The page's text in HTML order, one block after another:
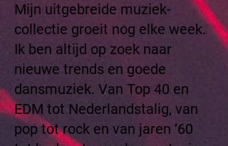
Mijn uitgebreide muziek-
collectie groeit nog elke week.
Ik ben altijd op zoek naar
nieuwe trends en goede
dansmuziek. Van Top 40 en
EDM tot Nederlandstalig, van
pop tot rock en van jaren ’60